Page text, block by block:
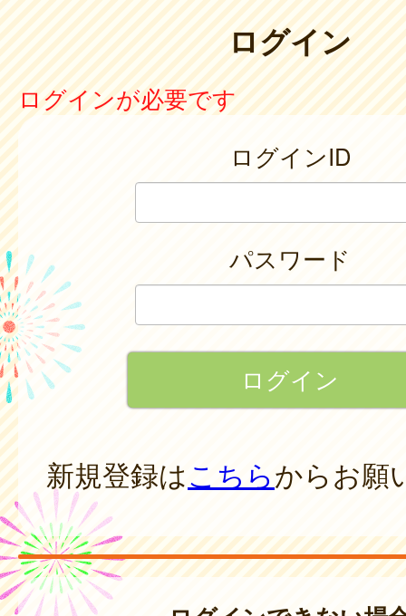
ログイン
ログインが必要です
ログインID
パスワード
新規登録はこちらからお願